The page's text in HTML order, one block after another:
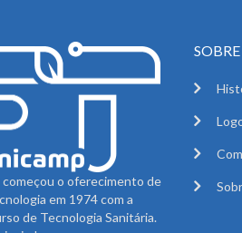
o oferecimento de
em 1974 com a
de Tecnologia Sanitária.